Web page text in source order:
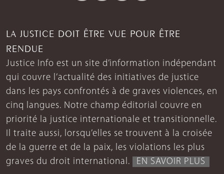
LA JUSTICE DOIT ÊTRE VUE POUR ÊTRE
RENDUE
Justice Info est un site d’information indépendant
qui couvre l’actualité des initiatives de justice
dans les pays confrontés à de graves violences, en
cinq langues. Notre champ éditorial couvre en
priorité la justice internationale et transitionnelle.
Il traite aussi, lorsqu’elles se trouvent à la croisée
de la guerre et de la paix, les violations les plus
graves du droit international.
EN SAVOIR PLUS